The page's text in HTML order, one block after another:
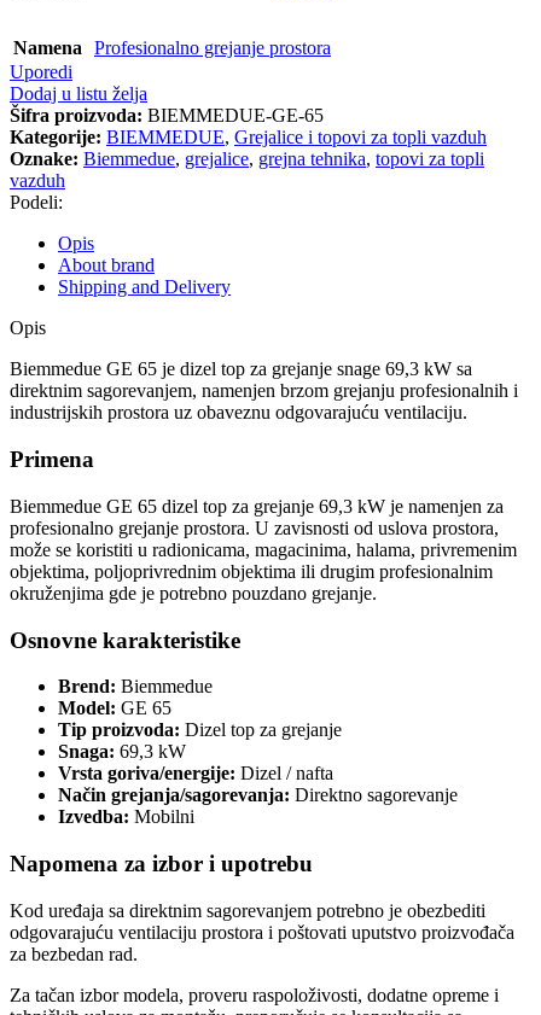
Namena
Profesionalno grejanje prostora
Uporedi
Dodaj u listu želja
Šifra proizvoda: BIEMMEDUE-GE-65
Kategorije: BIEMMEDUE, Grejalice i topovi za topli vazduh
Oznake: Biemmedue, grejalice, grejna tehnika, topovi za topli
vazduh
Podeli:
Opis
About brand
Shipping and Delivery
Opis
Biemmedue GE 65 je dizel top za grejanje snage 69,3 kW sa
direktnim sagorevanjem, namenjen brzom grejanju profesionalnih i
industrijskih prostora uz obaveznu odgovarajuću ventilaciju.
Primena
Biemmedue GE 65 dizel top za grejanje 69,3 kW je namenjen za
profesionalno grejanje prostora. U zavisnosti od uslova prostora,
može se koristiti u radionicama, magacinima, halama, privremenim
objektima, poljoprivrednim objektima ili drugim profesionalnim
okruženjima gde je potrebno pouzdano grejanje.
Osnovne karakteristike
Brend: Biemmedue
Model: GE 65
Tip proizvoda: Dizel top za grejanje
Snaga: 69,3 kW
Vrsta goriva/energije: Dizel / nafta
Način grejanja/sagorevanja: Direktno sagorevanje
Izvedba: Mobilni
Napomena za izbor i upotrebu
Kod uređaja sa direktnim sagorevanjem potrebno je obezbediti
odgovarajuću ventilaciju prostora i poštovati uputstvo proizvođača
za bezbedan rad.
Za tačan izbor modela, proveru raspoloživosti, dodatne opreme i